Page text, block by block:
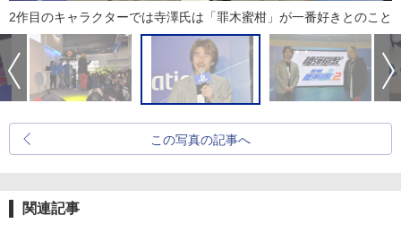
2作目のキャラクターでは寺澤氏は「罪木蜜柑」が一番好きとのこと
この写真の記事へ
関連記事